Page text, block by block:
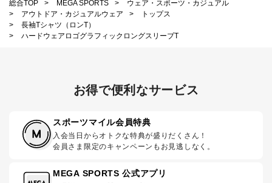
総合TOP
> MEGA SPORTS >
ウェア・スポーツ・カジュアル
>
アウトドア・カジュアルウェア >
トップス
>
長袖Tシャツ（ロンT）
>
ハードウェアロゴグラフィックロングスリーブT
お得で便利なサービス
スポーツマイル会員特典
入会当日からオトクな特典が盛りだくさん！
会員さま限定のキャンペーンもお見逃しなく。
MEGA SPORTS 公式アプリ